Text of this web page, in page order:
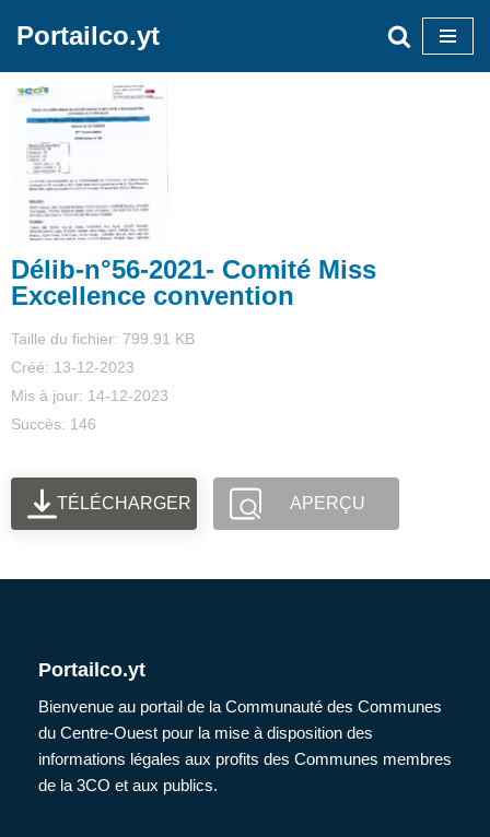
au
contenu
Portailco.yt
Délib-n°56-2021- Comité Miss
Excellence convention
Taille du fichier: 799.91 KB
Créé: 13-12-2023
Mis à jour: 14-12-2023
Succès: 146
TÉLÉCHARGER APERÇU
Portailco.yt
Bienvenue au portail de la Communauté des Communes
du Centre-Ouest pour la mise à disposition des
informations légales aux profits des Communes membres
de la 3CO et aux publics.